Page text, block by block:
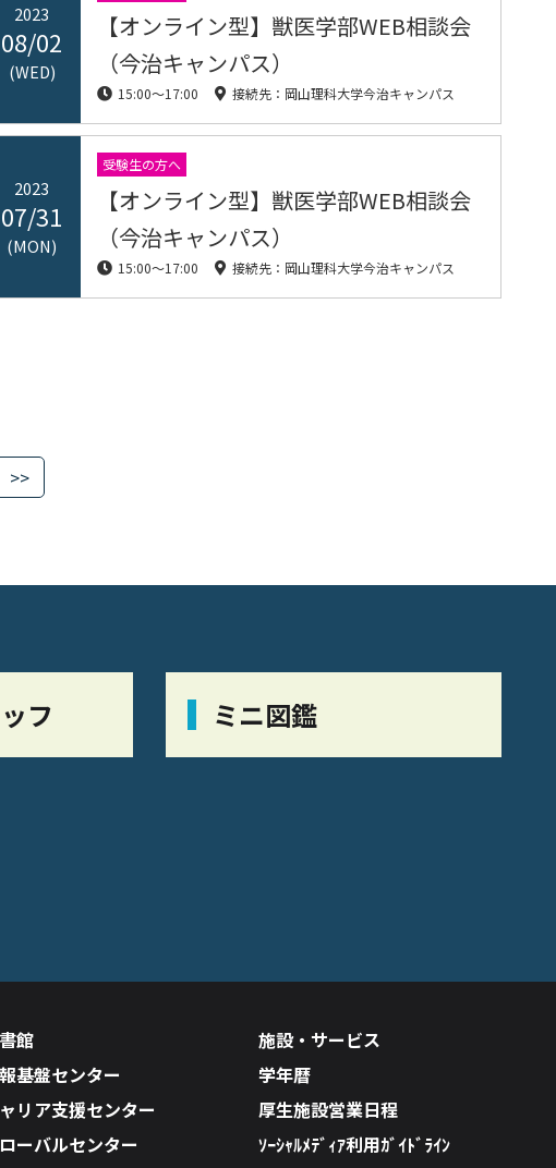
2023
08/02
(WED)
【オンライン型】獣医学部WEB相談会
（今治キャンパス）
15:00〜17:00 接続先：岡山理科大学今治キャンパス
2023
07/31
(MON)
受験生の方へ
【オンライン型】獣医学部WEB相談会
（今治キャンパス）
15:00〜17:00 接続先：岡山理科大学今治キャンパス
>>
フ ミニ図鑑
館
基盤センター
リア支援センター
ーバルセンター
施設・サービス
学年暦
厚生施設営業日程
ｿｰｼｬﾙﾒﾃﾞｨｱ利用ｶﾞｲﾄﾞﾗｲﾝ